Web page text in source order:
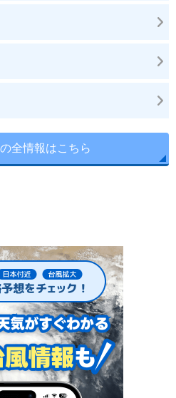
全情報はこちら